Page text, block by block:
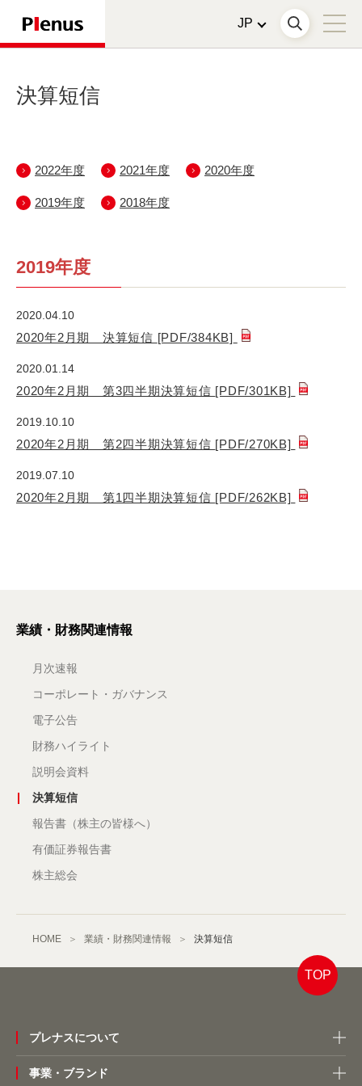
決算短信
2022年度 2021年度 2020年度
2019年度 2018年度
2019年度
2020.04.10
2020年2月期 決算短信 [PDF/384KB]
2020.01.14
2020年2月期 第3四半期決算短信 [PDF/301KB]
2019.10.10
2020年2月期 第2四半期決算短信 [PDF/270KB]
2019.07.10
2020年2月期 第1四半期決算短信 [PDF/262KB]
業績・財務関連情報
月次速報
コーポレート・ガバナンス
電子公告
財務ハイライト
説明会資料
決算短信
報告書（株主の皆様へ）
有価証券報告書
株主総会
HOME 業績・財務関連情報 決算短信
TOP
プレナスについて
事業・ブランド